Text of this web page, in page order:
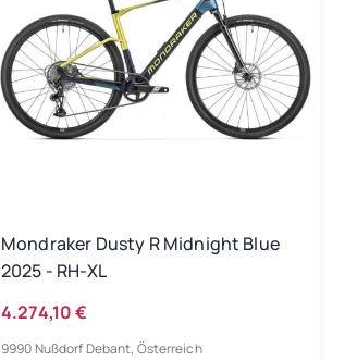
Mondraker Dusty R Midnight Blue
2025 - RH-XL
4.274,10 €
9990 Nußdorf Debant, Österreich